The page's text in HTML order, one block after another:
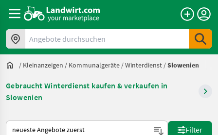
Angebote durchsuchen
/ Kleinanzeigen / Kommunalgeräte /Winterdienst /Slowenien
Gebraucht Winterdienst kaufen & verkaufen in
Slowenien
So wird auf Landwirt.com sortiert
Filter